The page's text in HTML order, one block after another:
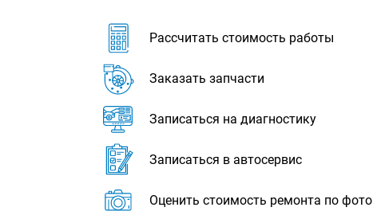
Рассчитать стоимость работы
Заказать запчасти
Записаться на диагностику
Записаться в автосервис
Оценить стоимость ремонта по фото